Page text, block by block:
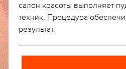
салон красоты выполняет
техник. Процедура
результат.